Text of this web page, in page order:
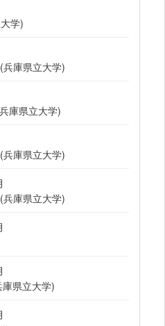
学)
(兵庫県立大学)
庫県立大学)
(兵庫県立大学)
(兵庫県立大学)
県立大学)